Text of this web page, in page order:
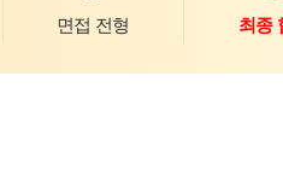
면접 전형 최종